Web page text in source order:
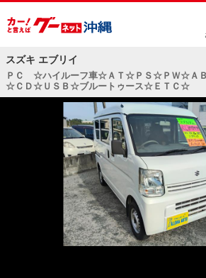
スズキ エブリイ
ＰＣ ☆ハイルーフ車☆ＡＴ☆ＰＳ☆ＰＷ☆Ａ
☆ＣＤ☆ＵＳＢ☆ブルートゥース☆ＥＴＣ☆